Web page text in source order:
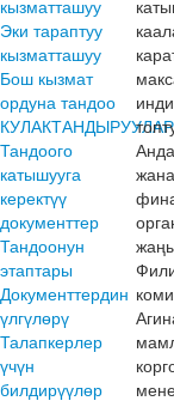
кызматташуу
Эки тараптуу
кызматташуу
Бош кызмат
ордуна тандоо
КУЛАКТАНДЫРУУЛАР
Тандоого
катышууга
керектүү
документтер
Тандоонун
этаптары
Документтердин
үлгүлөрү
Талапкерлер
үчүн
билдирүүлөр